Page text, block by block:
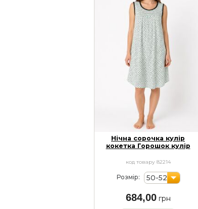
Нічна сорочка кулір
кокетка Горошок кулір
код товару 82214
Розмір: 50-52
684,00